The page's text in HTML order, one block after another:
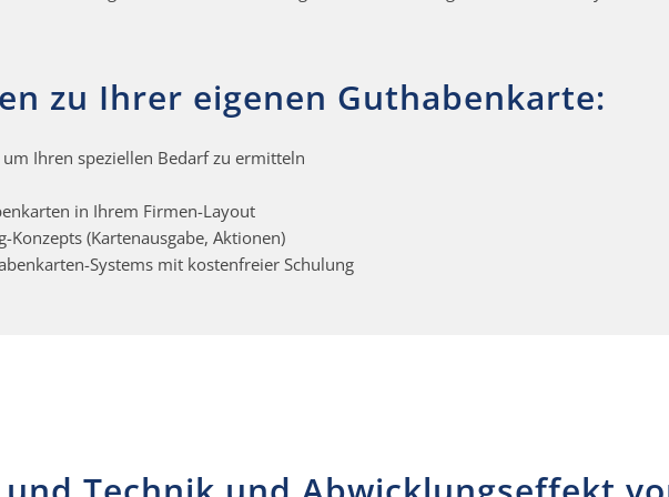
zu Ihrer eigenen Guthabenkarte:
Ihren speziellen Bedarf zu ermitteln
in Ihrem Firmen-Layout
Konzepts (Kartenausgabe, Aktionen)
Systems mit kostenfreier Schulung